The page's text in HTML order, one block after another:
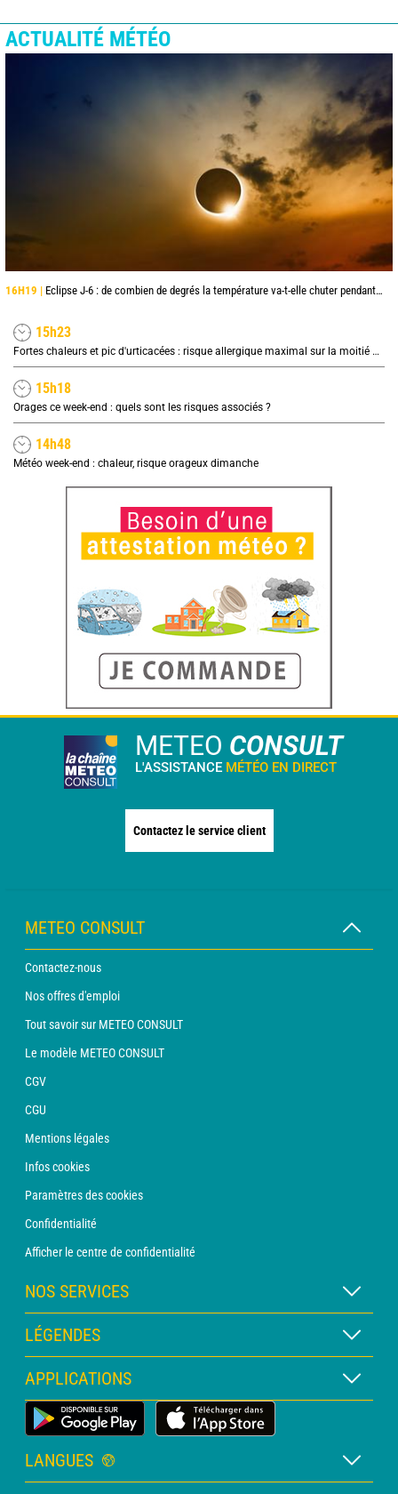
ACTUALITÉ MÉTÉO
16H19 | Eclipse J-6 : de combien de degrés la température va-t-elle chuter pendant l'éclipse du 12 août ?
15h23
Fortes chaleurs et pic d'urticacées : risque allergique maximal sur la moitié nord ce vendredi
15h18
Orages ce week-end : quels sont les risques associés ?
14h48
Météo week-end : chaleur, risque orageux dimanche
METEO CONSULT
L'ASSISTANCE MÉTÉO EN DIRECT
Contactez le service client
METEO CONSULT
Contactez-nous
Nos offres d'emploi
Tout savoir sur METEO CONSULT
Le modèle METEO CONSULT
CGV
CGU
Mentions légales
Infos cookies
Paramètres des cookies
Confidentialité
Afficher le centre de confidentialité
NOS SERVICES
Abonnement METEO Xpert
Abonnement METEO PRO
Consultation avec un prévisionniste
Bulletin PRO
LÉGENDES
Légende des cartes
Légende des pictogrammes
Glossaire
APPLICATIONS
Application Météo Terrestre
LANGUES